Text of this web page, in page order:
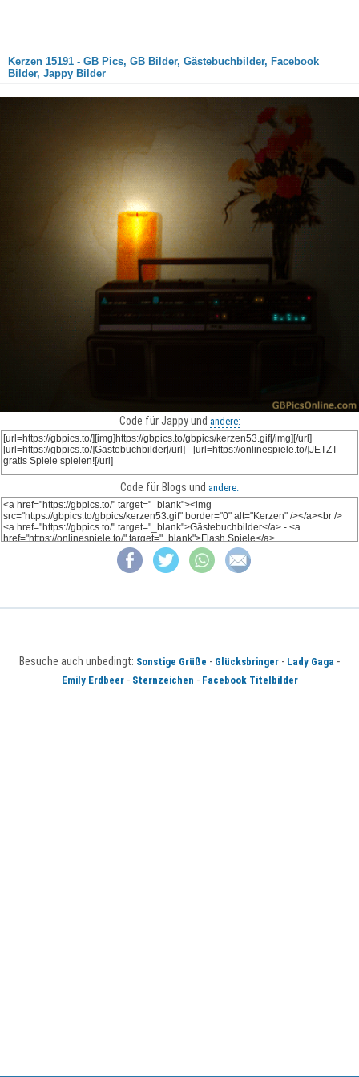
Kerzen 15191 - GB Pics, GB Bilder, Gästebuchbilder, Facebook
Bilder, Jappy Bilder
Code für Jappy und andere:
Code für Blogs und andere:
Besuche auch unbedingt: Sonstige Grüße - Glücksbringer - Lady Gaga -
Emily Erdbeer- Sternzeichen - Facebook Titelbilder